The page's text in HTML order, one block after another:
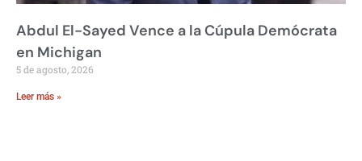
Abdul El-Sayed Vence a la Cúpula Demócrata
en Michigan
5 de agosto, 2026
Leer más »